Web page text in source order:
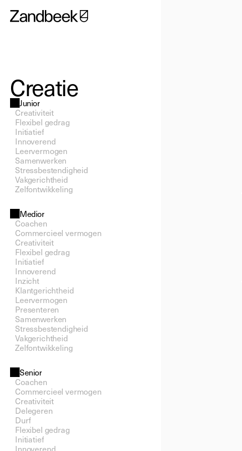
Creatie
Junior
Creativiteit
Flexibel gedrag
Initiatief
Innoverend
Leervermogen
Samenwerken
Stressbestendigheid
Vakgerichtheid
Zelfontwikkeling
Medior
Coachen
Commercieel vermogen
Creativiteit
Flexibel gedrag
Initiatief
Innoverend
Inzicht
Klantgerichtheid
Leervermogen
Presenteren
Samenwerken
Stressbestendigheid
Vakgerichtheid
Zelfontwikkeling
Senior
Coachen
Commercieel vermogen
Creativiteit
Delegeren
Durf
Flexibel gedrag
Initiatief
Innoverend